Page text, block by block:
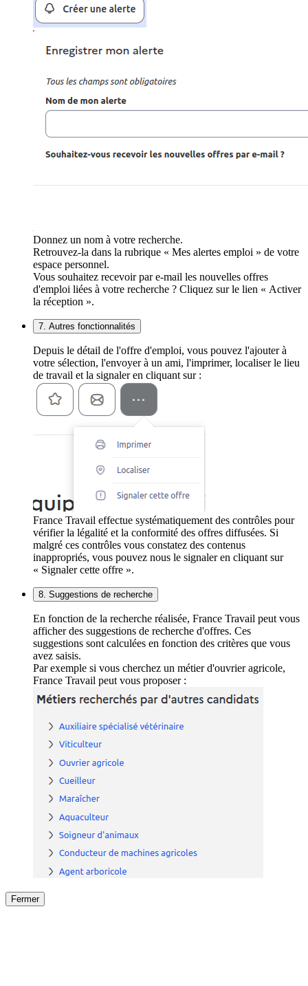
Donnez un nom à votre recherche.
Retrouvez-la dans la rubrique « Mes alertes emploi » de votre
espace personnel.
Vous souhaitez recevoir par e-mail les nouvelles offres
d'emploi liées à votre recherche ? Cliquez sur le lien « Activer
la réception ».
7. Autres fonctionnalités
Depuis le détail de l'offre d'emploi, vous pouvez l'ajouter à
votre sélection, l'envoyer à un ami, l'imprimer, localiser le lieu
de travail et la signaler en cliquant sur :
France Travail effectue systématiquement des contrôles pour
vérifier la légalité et la conformité des offres diffusées. Si
malgré ces contrôles vous constatez des contenus
inappropriés, vous pouvez nous le signaler en cliquant sur
« Signaler cette offre ».
8. Suggestions de recherche
En fonction de la recherche réalisée, France Travail peut vous
afficher des suggestions de recherche d'offres. Ces
suggestions sont calculées en fonction des critères que vous
avez saisis.
Par exemple si vous cherchez un métier d'ouvrier agricole,
France Travail peut vous proposer :
Fermer